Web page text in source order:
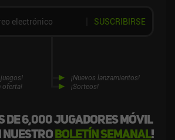
de 6,000 jugadores móvil
nuestroboletín semanal!
oferta!
¡Nuevos lanzamientos!
¡Sorteos!
SUSCRIBIRSE